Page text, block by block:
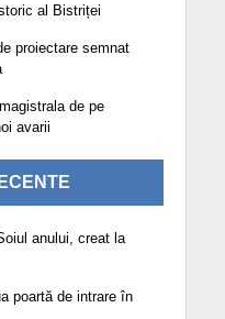
al Bistriței
proiectare semnat
de pe
avarii
anului, creat la
poartă de intrare în